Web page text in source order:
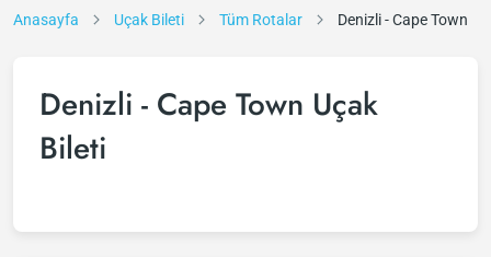
Anasayfa Uçak Bileti Tüm Rotalar Denizli - Cape Town
Denizli - Cape Town Uçak
Bileti